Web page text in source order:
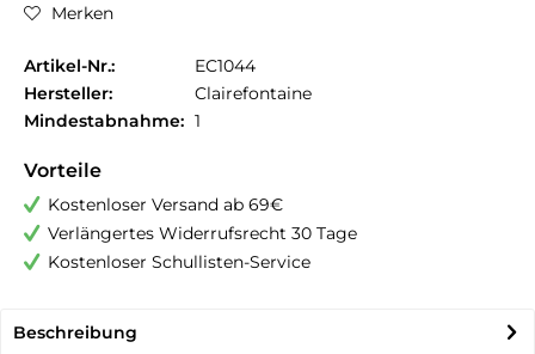
Merken
Artikel-Nr.:
EC1044
Hersteller:
Clairefontaine
Mindestabnahme: 1
Vorteile
Kostenloser Versand ab 69€
Verlängertes Widerrufsrecht 30 Tage
Kostenloser Schullisten-Service
Beschreibung